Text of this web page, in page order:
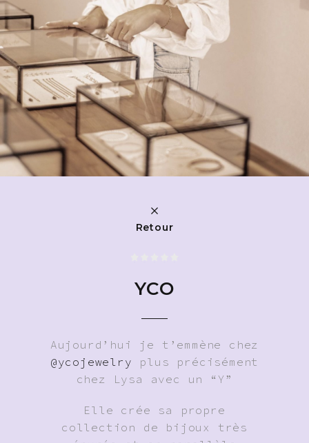
Retour
YCO
Aujourd’hui je t’emmène chez
@ycojewelry plus précisément
chez Lysa avec un “Y”
Elle crée sa propre
collection de bijoux très